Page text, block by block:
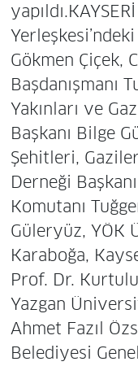
Gökmen Çiçek,
Başdanışmanı
Yakınları ve
Başkanı Bilge
Şehitleri,
Derneği
Komutanı
Güleryüz, YÖK
Karaboğa,
Prof. Dr.
Yazgan
Ahmet Fazıl
Belediyesi